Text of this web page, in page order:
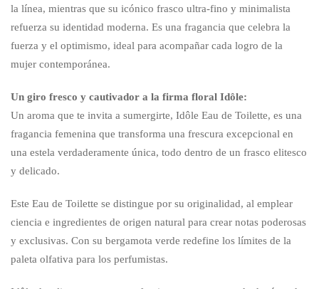
la línea, mientras que su icónico frasco ultra-fino y minimalista
refuerza su identidad moderna. Es una fragancia que celebra la
fuerza y el optimismo, ideal para acompañar cada logro de la
mujer contemporánea.
Un giro fresco y cautivador a la firma floral Idôle:
Un aroma que te invita a sumergirte, Idôle Eau de Toilette, es una
fragancia femenina que transforma una frescura excepcional en
una estela verdaderamente única, todo dentro de un frasco elitesco
y delicado.
Este Eau de Toilette se distingue por su originalidad, al emplear
ciencia e ingredientes de origen natural para crear notas poderosas
y exclusivas. Con su bergamota verde redefine los límites de la
paleta olfativa para los perfumistas.